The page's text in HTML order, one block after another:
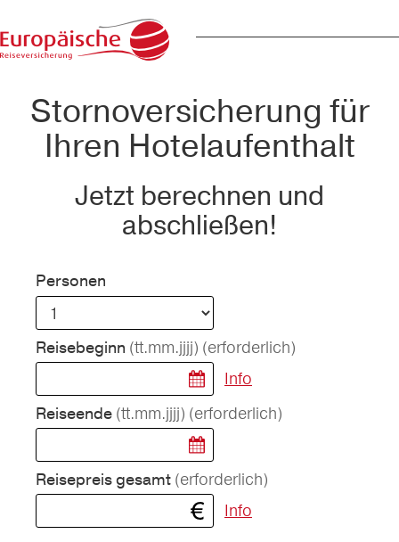
Stornoversicherung für
Ihren Hotelaufenthalt
Jetzt berechnen und
abschließen!
Personen
Reisebeginn (tt.mm.jjjj) (erforderlich)
Info
Reiseende (tt.mm.jjjj) (erforderlich)
Reisepreis gesamt (erforderlich)
Info